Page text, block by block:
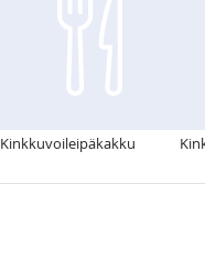
Kinkkuvoileipäkakku